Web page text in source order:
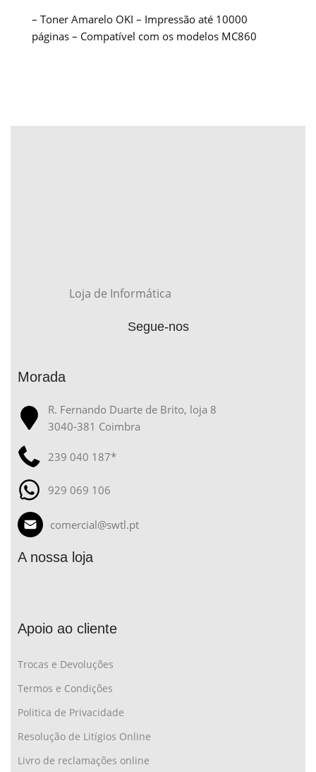
– Toner Amarelo OKI – Impressão até 10000
páginas – Compatível com os modelos MC860
Loja de Informática
Segue-nos
Morada
R. Fernando Duarte de Brito, loja 8
3040-381 Coimbra
239 040 187*
929 069 106
comercial@swtl.pt
A nossa loja
Apoio ao cliente
Trocas e Devoluções
Termos e Condições
Politica de Privacidade
Resolução de Litígios Online
Livro de reclamações online